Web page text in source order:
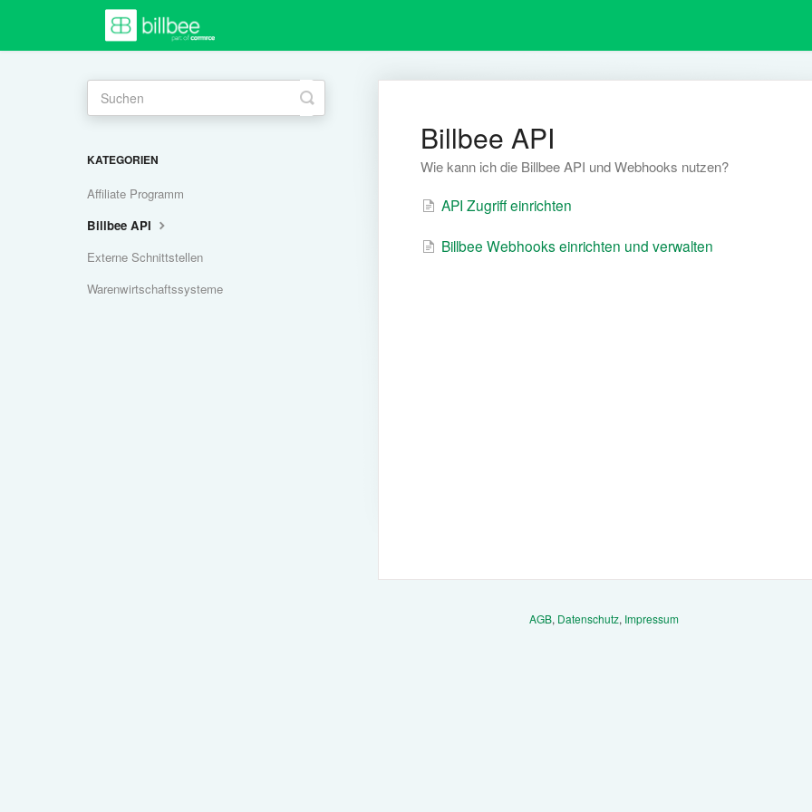
Billbee API
Wie kann ich die Billbee API und Webhooks nutzen?
API Zugriff einrichten
Billbee Webhooks einrichten und verwalten
Toggle
Search
KATEGORIEN
Affiliate Programm
Billbee API
Externe Schnittstellen
Warenwirtschaftssysteme
AGB, Datenschutz, Impressum